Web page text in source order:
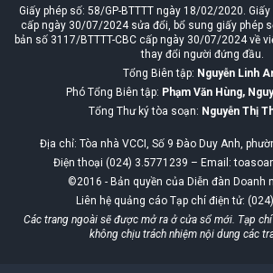
Giấy phép số: 58/GP-BTTTT ngày 18/02/2020. Giấy
cấp ngày 30/07/2024 sửa đổi, bổ sung giấy phép
bản số 3117/BTTTT-CBC cấp ngày 30/07/2024 về
thay đổi người đứng đầu.
Tổng Biên tập: Nguyễn Linh
Phó Tổng Biên tập: Phạm Văn Hùng,
Tổng Thư ký tòa soạn: Nguyễn Thị
Địa chỉ: Tòa nhà VCCI, Số 9 Đào Duy Anh,
Điện thoại (024) 3.5771239 – Email:
©2016 - Bản quyền của Diễn đàn Doanh
Liên hệ quảng cáo Tạp chí điện tử:
Các trang ngoài sẽ được mở ra ở cửa sổ mới. Tạp
không chịu trách nhiệm nội dung các